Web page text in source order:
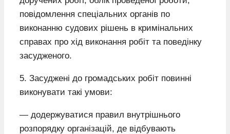
повідомлення спеціальних органів по
виконанню судових рішень в кримінальних
справах про хід виконання робіт та поведінку
засудженого.
5. Засуджені до громадських робіт повинні
виконувати такі умови:
— додержуватися правил внутрішнього
розпорядку організацій, де відбувають